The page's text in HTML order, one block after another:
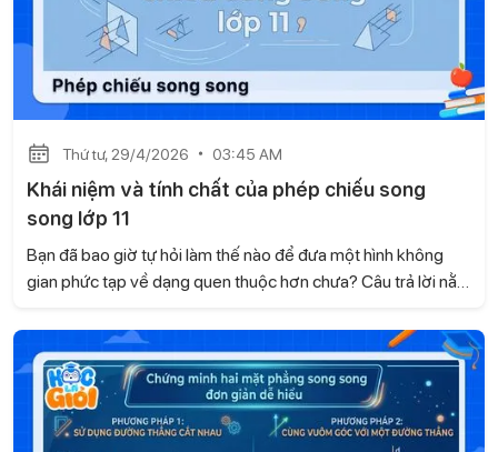
Thứ tư, 29/4/2026 03:45 AM
Khái niệm và tính chất của phép chiếu song
song lớp 11
Bạn đã bao giờ tự hỏi làm thế nào để đưa một hình không
gian phức tạp về dạng quen thuộc hơn chưa? Câu trả lời nằm
chương trình Toán 11. Khi nắm vững phần kiến thức này, bạn
sẽ xử lý bài tập nhanh và chính xác hơn. Hãy cùng Gia sư
Học là Giỏi tìm hiểu khái niệm và các tính chất cơ bản ngay
sau đây.